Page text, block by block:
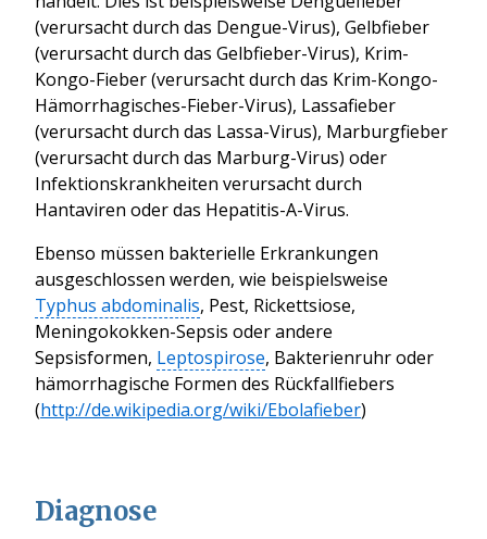
(verursacht durch das Dengue-Virus), Gelbfieber
(verursacht durch das Gelbfieber-Virus), Krim-
Kongo-Fieber (verursacht durch das Krim-Kongo-
Hämorrhagisches-Fieber-Virus), Lassafieber
(verursacht durch das Lassa-Virus), Marburgfieber
(verursacht durch das Marburg-Virus) oder
Infektionskrankheiten verursacht durch
Hantaviren oder das Hepatitis-A-Virus.
Ebenso müssen bakterielle Erkrankungen
ausgeschlossen werden, wie beispielsweise
Typhus abdominalis, Pest, Rickettsiose,
Meningokokken-Sepsis oder andere
Sepsisformen, Leptospirose, Bakterienruhr oder
hämorrhagische Formen des Rückfallfiebers
(http://de.wikipedia.org/wiki/Ebolafieber)
Diagnose